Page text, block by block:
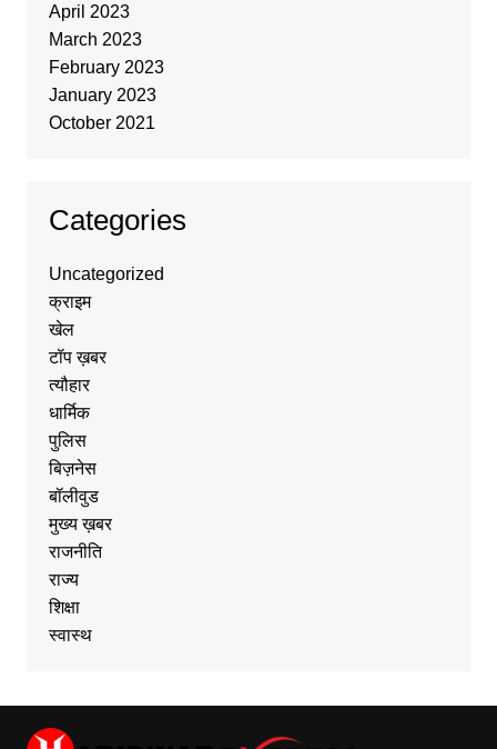
April 2023
March 2023
February 2023
January 2023
October 2021
Categories
Uncategorized
क्राइम
खेल
टॉप ख़बर
त्यौहार
धार्मिक
पुलिस
बिज़नेस
बॉलीवुड
मुख्य ख़बर
राजनीति
राज्य
शिक्षा
स्वास्थ